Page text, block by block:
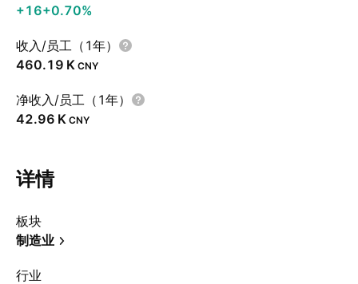
+16+0.70%
收入/员工（1年）
‪460.19 K‬ CNY
净收入/员工（1年）
‪42.96 K‬ CNY
详情
板块
制造业
行业